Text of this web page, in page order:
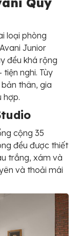
loại phòng
Junior
đều khá rộng
nghi. Tùy
thân, gia
hợp.
cộng 35
đều được thiết
trắng, xám và
và thoải mái